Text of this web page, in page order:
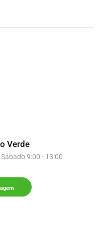
Verde
9:00 - 13:00